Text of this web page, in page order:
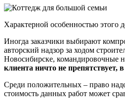
Характерной особенностью этого
Иногда заказчики выбирают
авторский надзор за ходом
Новосибирске, командировочные
клиента ничто не
Среди положительных – право
стоимость данных работ может